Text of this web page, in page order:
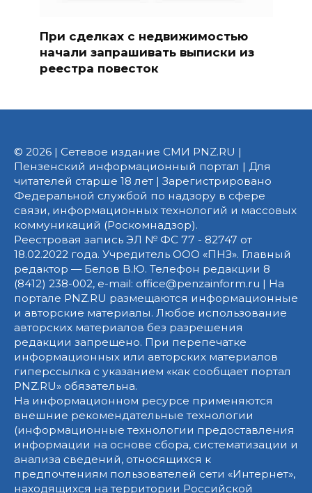
При сделках с недвижимостью
начали запрашивать выписки из
реестра повесток
© 2026 | Сетевое издание СМИ PNZ.RU |
Пензенский информационный портал | Для
читателей старше 18 лет | Зарегистрировано
Федеральной службой по надзору в сфере
связи, информационных технологий и массовых
коммуникаций (Роскомнадзор).
Реестровая запись ЭЛ № ФС 77 - 82747 от
18.02.2022 года. Учредитель ООО «ПНЗ». Главный
редактор — Белов В.Ю. Телефон редакции 8
(8412) 238-002, e-mail: office@penzainform.ru | На
портале PNZ.RU размещаются информационные
и авторские материалы. Любое использование
авторских материалов без разрешения
редакции запрещено. При перепечатке
информационных или авторских материалов
гиперссылка с указанием «как сообщает портал
PNZ.RU» обязательна.
На информационном ресурсе применяются
внешние рекомендательные технологии
(информационные технологии предоставления
информации на основе сбора, систематизации и
анализа сведений, относящихся к
предпочтениям пользователей сети «Интернет»,
находящихся на территории Российской